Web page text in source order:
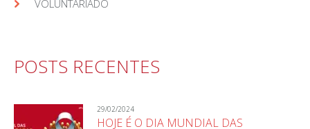
VOLUNTARIADO
POSTS RECENTES
29/02/2024
HOJE É O DIA MUNDIAL DAS